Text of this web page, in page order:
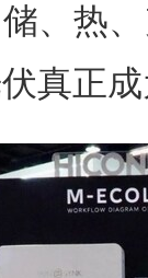
、热
真正